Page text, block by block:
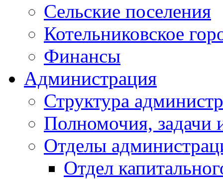
Сельские поселения
Котельниковское
Финансы
Администрация
Структура
Полномочия, задачи
Отделы
Отдел